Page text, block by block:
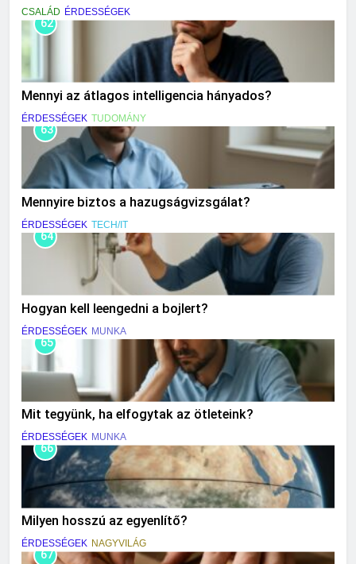
CSALÁD ÉRDESSÉGEK
62
Mennyi az átlagos intelligencia hányados?
ÉRDESSÉGEK TUDOMÁNY
63
Mennyire biztos a hazugságvizsgálat?
ÉRDESSÉGEK TECH/IT
64
Hogyan kell leengedni a bojlert?
ÉRDESSÉGEK MUNKA
65
Mit tegyünk, ha elfogytak az ötleteink?
ÉRDESSÉGEK MUNKA
66
Milyen hosszú az egyenlítő?
ÉRDESSÉGEK NAGYVILÁG
67